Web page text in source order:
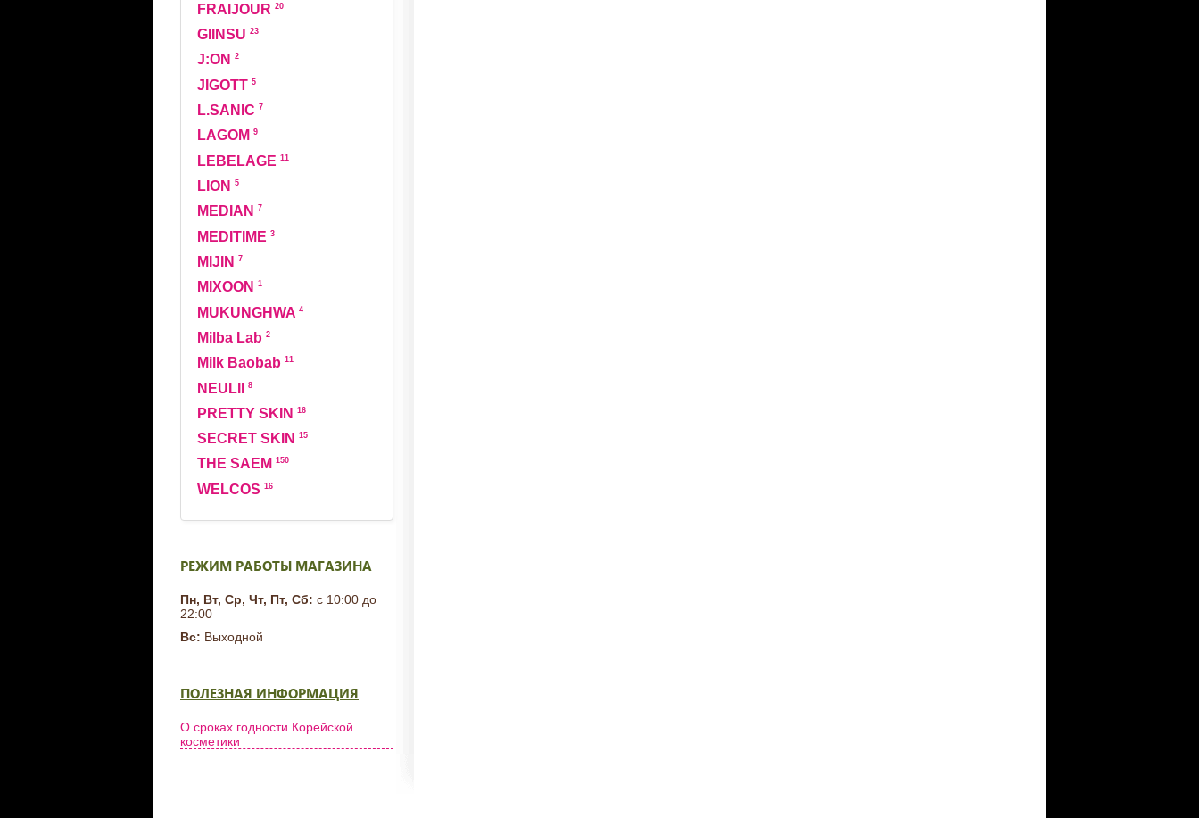
FRAIJOUR 20
GIINSU 23
J:ON 2
JIGOTT 5
L.SANIC 7
LAGOM 9
LEBELAGE 11
LION 5
MEDIAN 7
MEDITIME 3
MIJIN 7
MIXOON 1
MUKUNGHWA 4
Milba Lab 2
Milk Baobab 11
NEULII 8
PRETTY SKIN 16
SECRET SKIN 15
THE SAEM 150
WELCOS 16
РЕЖИМ РАБОТЫ МАГАЗИНА
Пн, Вт, Ср, Чт, Пт, Сб: с 10:00 до
22:00
Вс: Выходной
ПОЛЕЗНАЯ ИНФОРМАЦИЯ
О сроках годности Корейской
косметики